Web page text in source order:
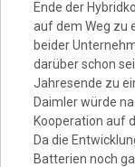
Ende der
auf dem Weg zu
beider
darüber schon
Jahresende zu
Daimler würde
Kooperation auf
Da die
Batterien noch